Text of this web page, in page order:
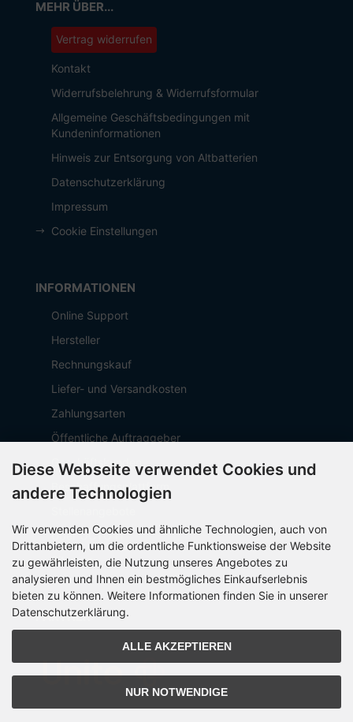
MEHR ÜBER...
Vertrag widerrufen
Kontakt
Widerrufsbelehrung & Widerrufsformular
Allgemeine Geschäftsbedingungen mit
Kundeninformationen
Hinweis zur Entsorgung von Altbatterien
Datenschutzerklärung
Impressum
Cookie Einstellungen
INFORMATIONEN
Online Support
Hersteller
Rechnungskauf
Liefer- und Versandkosten
Zahlungsarten
Öffentliche Auftraggeber
Geschäftskunden
Beschaffungsplattform
Über OCTO IT
Sitemap
PARTNER
Diese Webseite verwendet Cookies und
andere Technologien
Wir verwenden Cookies und ähnliche Technologien, auch von
Drittanbietern, um die ordentliche Funktionsweise der Website
zu gewährleisten, die Nutzung unseres Angebotes zu
analysieren und Ihnen ein bestmögliches Einkaufserlebnis
bieten zu können. Weitere Informationen finden Sie in unserer
Datenschutzerklärung.
ALLE AKZEPTIEREN
NUR NOTWENDIGE